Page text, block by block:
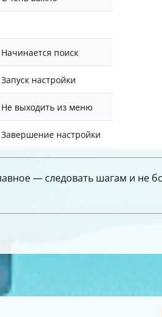
Начинается поиск
Запуск настройки
Не выходить из меню
Завершение настройки
— следовать шагам и не